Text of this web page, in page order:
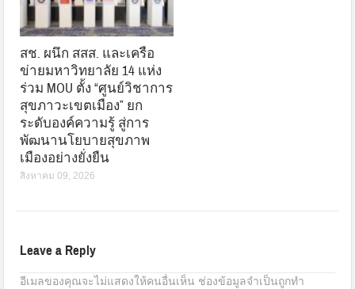
สช. ผนึก สสส. และเครือ
ข่ายมหาวิทยาลัย 14 แห่ง
ร่วม MOU ตั้ง “ศูนย์วิชาการ
สุขภาวะเขตเมือง” ยก
ระดับองค์ความรู้ สู่การ
พัฒนานโยบายสุขภาพ
เมืองอย่างยั่งยืน
สิงหาคม 09, 2026
Leave a Reply
อีเมลของคุณจะไม่แสดงให้คนอื่นเห็น ช่องข้อมูลจำเป็นถูกทำ